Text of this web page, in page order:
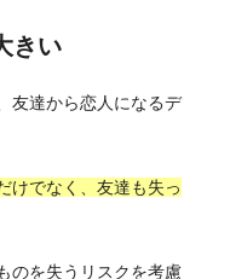
きい
友達から恋人になるデ
けでなく、友達も失っ
のを失うリスクを考慮